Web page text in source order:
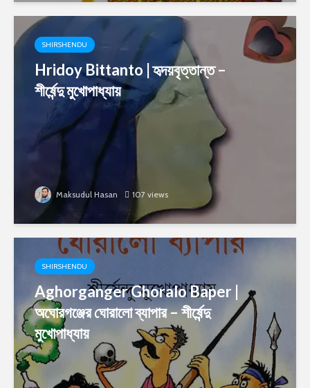
SHIRSHENDU
Hridoy Bittanto | হৃদয়বৃত্তান্ত –
শীর্ষেন্দু মুখোপাধ্যায়
Maksudul Hasan 107 views
SHIRSHENDU
Aghorganger Ghoralo Baper |
অঘোরগঞ্জের ঘোরালো ব্যাপার – শীর্ষেন্দু
মুখোপাধ্যায়